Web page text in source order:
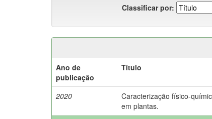
Classificar por:
Ano de
publicação
Título
2020
Caracterização físico-
em plantas.